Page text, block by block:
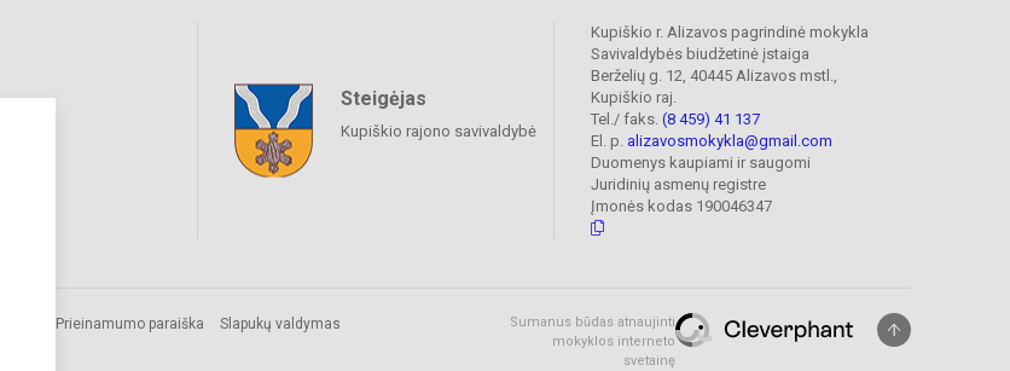
Steigėjas
Kupiškio rajono savivaldybė
Kupiškio r. Alizavos pagrindinė mokykla
Savivaldybės biudžetinė įstaiga
Berželių g. 12, 40445 Alizavos mstl.,
Kupiškio raj.
Tel./ faks. (8 459) 41 137
El. p. alizavosmokykla@gmail.com
Duomenys kaupiami ir saugomi
Juridinių asmenų registre
Įmonės kodas 190046347
Prieinamumo paraiška Slapukų valdymas
Sumanus būdas atnaujinti
mokyklos interneto
svetainę